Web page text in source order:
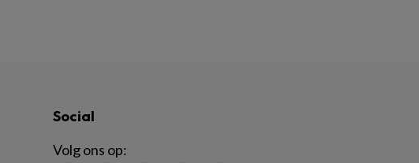
Social
Volg ons op: